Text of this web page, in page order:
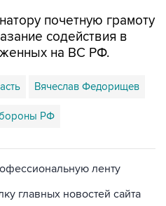
почетную грамоту
содействия в
на ВС РФ.
Вячеслав Федорищев
РФ
ленту
главных новостей сайта